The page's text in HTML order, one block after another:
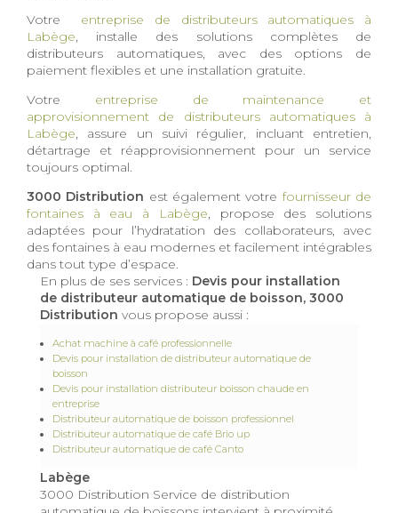
Votre entreprise de distributeurs automatiques à
Labège, installe des solutions complètes de
distributeurs automatiques, avec des options de
paiement flexibles et une installation gratuite.
Votre entreprise de maintenance et
approvisionnement de distributeurs automatiques à
Labège, assure un suivi régulier, incluant entretien,
détartrage et réapprovisionnement pour un service
toujours optimal.
3000 Distribution est également votrefournisseur de
fontaines à eau à Labège, propose des solutions
adaptées pour l’hydratation des collaborateurs, avec
des fontaines à eau modernes et facilement intégrables
dans tout type d’espace.
En plus de ses services : Devis pour installation
de distributeur automatique de boisson, 3000
Distribution vous propose aussi :
Achat machine à café professionnelle
Devis pour installation de distributeur automatique de
boisson
Devis pour installation distributeur boisson chaude en
entreprise
Distributeur automatique de boisson professionnel
Distributeur automatique de café Brio up
Distributeur automatique de café Canto
Labège
3000 Distribution Service de distribution